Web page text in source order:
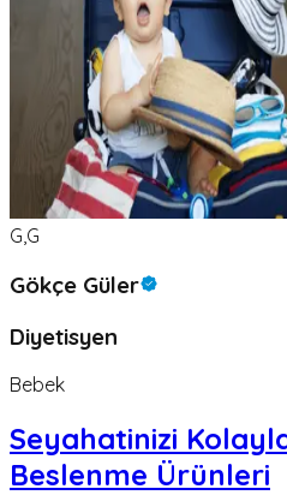
G,G
Gökçe Güler
Diyetisyen
Bebek
Seyahatinizi
Beslenme Ürünleri